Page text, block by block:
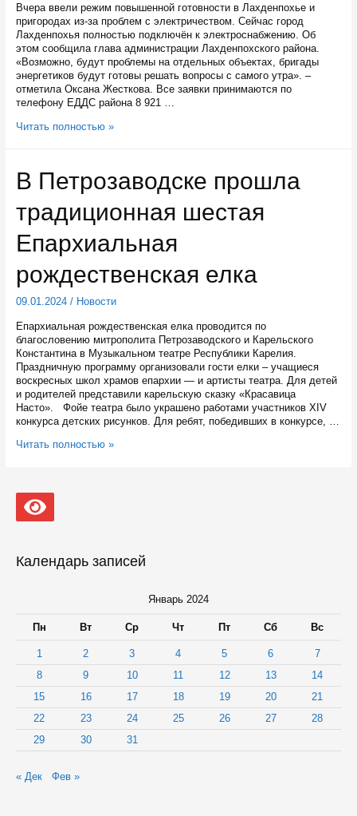
Вчера ввели режим повышенной готовности в Лахденпохье и
пригородах из-за проблем с электричеством. Сейчас город
Лахденпохья полностью подключён к электроснабжению. Об
этом сообщила глава администрации Лахденпохского района.
«Возможно, будут проблемы на отдельных объектах, бригады
энергетиков будут готовы решать вопросы с самого утра». –
отметила Оксана Жесткова. Все заявки принимаются по
телефону ЕДДС района 8 921 …
Лахденпохья
электроснабжению
Читать полностью »
В Петрозаводске прошла
традиционная шестая
Епархиальная
рождественская елка
09.01.2024/ Новости
Епархиальная рождественская елка проводится по
благословению митрополита Петрозаводского и Карельского
Константина в Музыкальном театре Республики Карелия.
Праздничную программу организовали гости елки – учащиеся
воскресных школ храмов епархии — и артисты театра. Для детей
и родителей представили карельскую сказку «Красавица
Насто». Фойе театра было украшено работами участников XIV
конкурса детских рисунков. Для ребят, победивших в конкурсе, …
В
шестая
Епархиальная
рождественская
Читать полностью »
Календарь записей
Январь 2024
Пн Вт Ср Чт Пт Сб Вс
1 2 3 4 5 6
7
8
9 10 11 12 13
14
15
16 17 18 19 20
21
22
23 24 25 26 27
28
29
30 31
« Дек Фев »